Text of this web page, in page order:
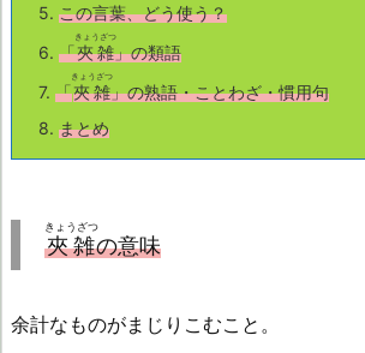
5. この言葉、どう使う？
6. 「夾雑
きょうざつ
」の類語
7. 「夾雑
きょうざつ
」の熟語・ことわざ・慣用句
8. まとめ
夾雑
きょうざつ
の意味
余計なものがまじりこむこと。